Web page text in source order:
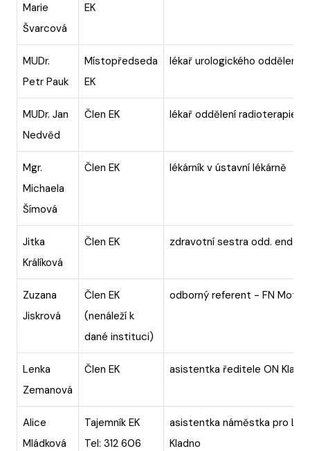
Marie
Švarcová
EK
MUDr.
Petr Pauk
Místopředseda
EK
lékař urologického oddělení
MUDr. Jan
Nedvěd
Člen EK lékař oddělení radioterapie
Mgr.
Michaela
Šímová
Člen EK lékárník v ústavní lékárně
Jitka
Králíková
Člen EK zdravotní sestra odd.
Zuzana
Jiskrová
Člen EK
(nenáleží k
dané instituci)
odborný referent - FN Motol
Lenka
Zemanová
Člen EK asistentka ředitele ON
Alice
Mládková
Tajemník EK
Tel: 312 606
asistentka náměstka pro
Kladno